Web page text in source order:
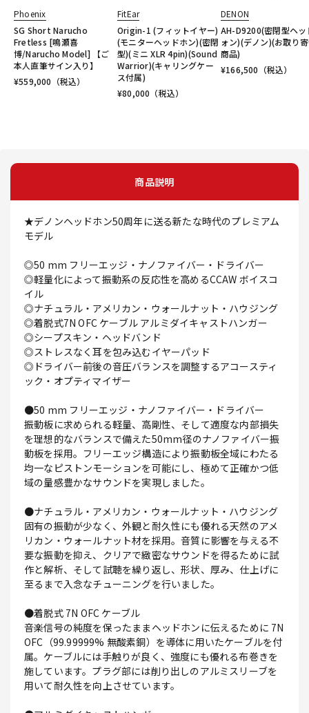
Phoenix
SG Short Narucho
Fretless [鳴瀬喜
博/Narucho Model] 【ご
本人直筆サイン入り】
¥559,000 （税込）
FitEar
Origin-1 (フィットイヤー)
(モニターヘッドホン)(密閉
型)(ミニ XLR 4pin)(Sound
Warrior)(キャリングケー
ス付属)
¥80,000 （税込）
DENON
AH-D9200(密閉型ヘッ
ォン)(デノン)(お取り
商品)
¥166,500 （税込）
商品説明
★デノンヘッドホン50周年に送る新たな時代のプレミアム
モデル
◎50 mm フリーエッジ・ナノファイバー・ドライバー
◎軽量化によって振動系の反応性を高めるCCAW ボイスコ
イル
◎ナチュラル・アメリカン・ウォールナット・ハウジング
◎着脱式7N OFC ケーブル アルミダイキャストハンガー
◎シープスキン・ヘッドバンド
◎ストレスなく耳を包み込むイヤーパッド
◎ドライバー前後の音圧バランスを調整するアコースティ
ック・オプティマイザー
●50 mm フリーエッジ・ナノファイバー・ドライバー
振動板に求められる軽量、高剛性、そして適度な内部損失
を理想的なバランスで備えた50mm径のナノファイバー振
動板を採用。フリーエッジ構造により振動板全域にわたる
均一なピストンモーションを可能にし、極めて正確かつ低
域の量感豊かなサウンドを実現しました。
●ナチュラル・アメリカン・ウォールナット・ハウジング
固有の振動が少なく、外観と耐久性にも優れる天然のアメ
リカン・ウォールナット材を採用。音質に影響を与える不
要な振動を抑え、クリアで緻密なサウンドを得るために試
作と解析、そして試聴を繰り返し、形状、厚み、仕上げに
至るまで入念なチューニングを行いました。
●着脱式 7N OFC ケーブル
音楽信号の純度を保ったままヘッドホンに伝えるために 7N
OFC（99.99999% 無酸素銅）を導体に用いたケーブルを付
属。ケーブルには手触りが良く、強度にも優れる布巻きを
施しています。プラグ部には削り出しのアルミスリーブを
用いて耐久性を向上させています。